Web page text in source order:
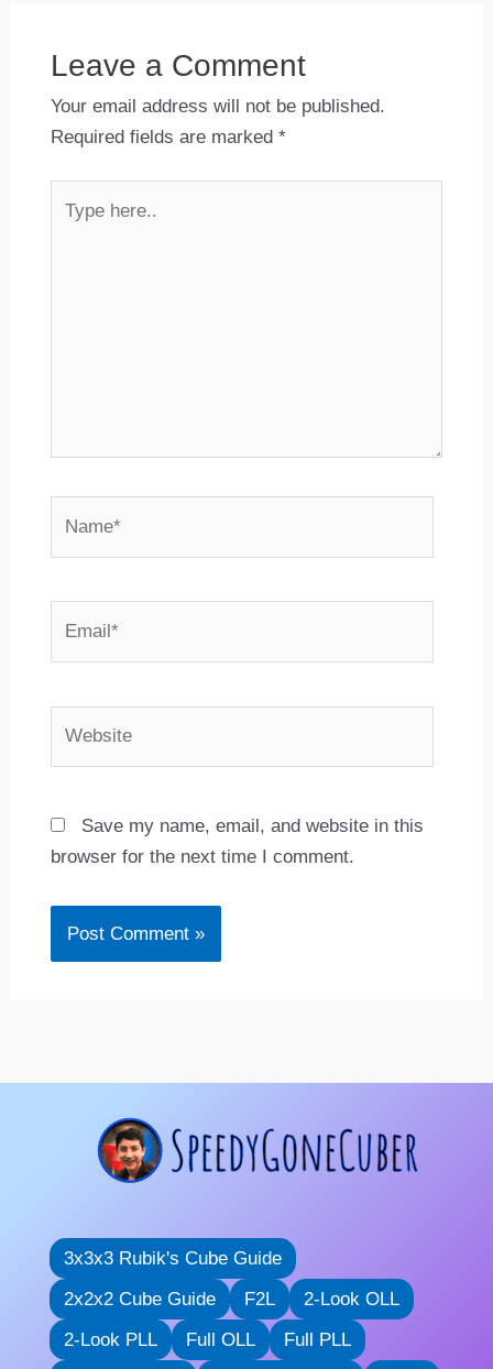
Leave a Comment
Your email address will not be published.
Required fields are marked *
here..
Save my name, email, and website in this
browser for the next time I comment.
3x3x3 Rubik's Cube Guide
2x2x2 Cube Guide
F2L
2-Look OLL
2-Look PLL
Full OLL Full PLL